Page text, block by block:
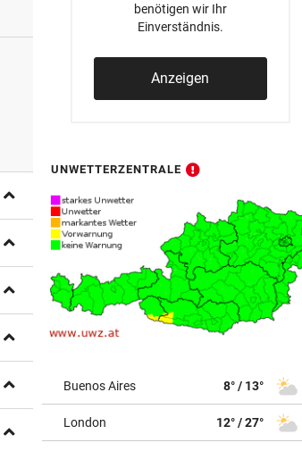
Aufklappen
Aufklappen
Aufklappen
Aufklappen
Aufklappen
Aufklappen
benötigen wir Ihr
Einverständnis.
Anzeigen
UNWETTERZENTRALE
Buenos Aires 8° / 13°
London 12° / 27°